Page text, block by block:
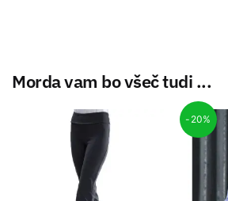
Morda vam bo všeč tudi ...
-20%